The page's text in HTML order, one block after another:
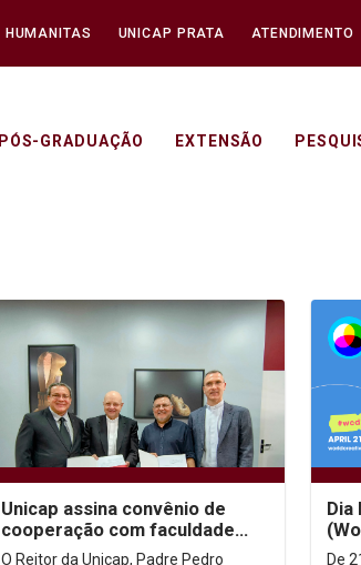
HUMANITAS UNICAP PRATA ATENDIMENTO
PÓS-GRADUAÇÃO EXTENSÃO
Unicap assina convênio de
cooperação com faculdade
italiana
O Reitor da Unicap, Padre Pedro
De 21 a